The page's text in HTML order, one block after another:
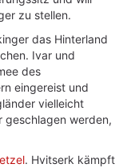
zu stellen.
das Hinterland
Ivar und
des
eingereist und
vielleicht
geschlagen werden,
. Hvitserk kämpft